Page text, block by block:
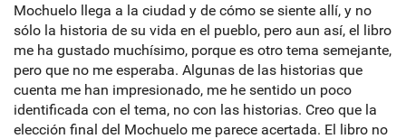
Mochuelo llega a la ciudad y de cómo se siente allí, y no
sólo la historia de su vida en el pueblo, pero aun así, el libro
me ha gustado muchísimo, porque es otro tema semejante,
pero que no me esperaba. Algunas de las historias que
cuenta me han impresionado, me he sentido un poco
identificada con el tema, no con las historias. Creo que la
elección final del Mochuelo me parece acertada. El libro no